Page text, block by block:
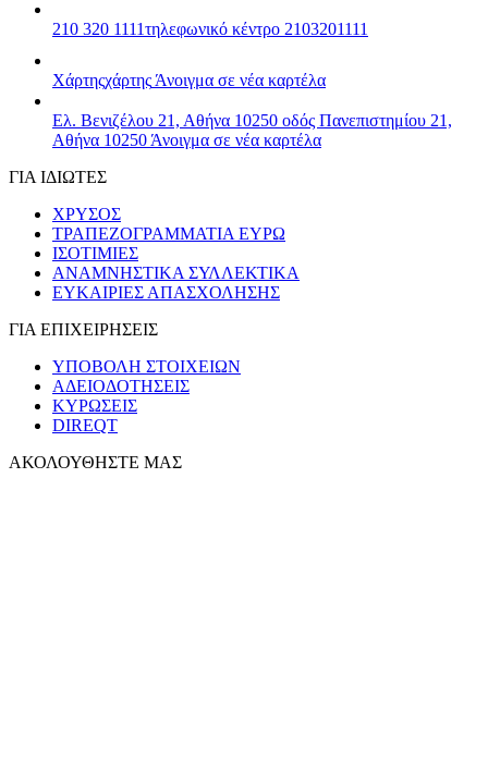
210 320 1111τηλεφωνικό κέντρο 2103201111
Χάρτηςχάρτης Άνοιγμα σε νέα καρτέλα
Ελ. Βενιζέλου 21, Αθήνα 10250 οδός Πανεπιστημίου 21,
Αθήνα 10250 Άνοιγμα σε νέα καρτέλα
ΓΙΑ ΙΔΙΩΤΕΣ
ΧΡΥΣΟΣ
ΤΡΑΠΕΖΟΓΡΑΜΜΑΤΙΑ ΕΥΡΩ
ΙΣΟΤΙΜΙΕΣ
ΑΝΑΜΝΗΣΤΙΚΑ ΣΥΛΛΕΚΤΙΚΑ
ΕΥΚΑΙΡΙΕΣ ΑΠΑΣΧΟΛΗΣΗΣ
ΓΙΑ ΕΠΙΧΕΙΡΗΣΕΙΣ
ΥΠΟΒΟΛΗ ΣΤΟΙΧΕΙΩΝ
ΑΔΕΙΟΔΟΤΗΣΕΙΣ
ΚΥΡΩΣΕΙΣ
DIREQT
ΑΚΟΛΟΥΘΗΣΤΕ ΜΑΣ